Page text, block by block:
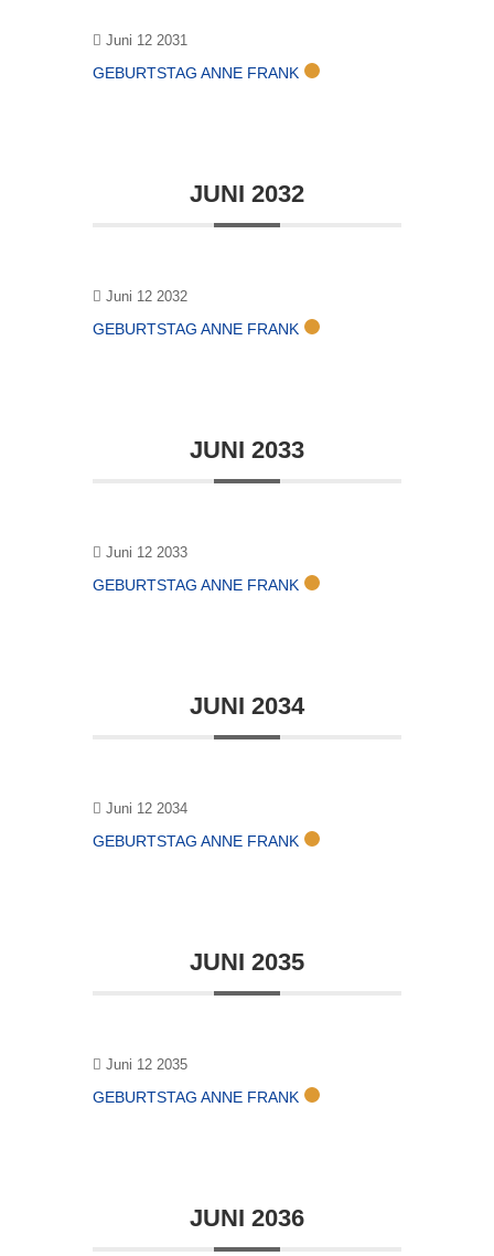
Juni 12 2031
GEBURTSTAG ANNE FRANK
JUNI 2032
Juni 12 2032
GEBURTSTAG ANNE FRANK
JUNI 2033
Juni 12 2033
GEBURTSTAG ANNE FRANK
JUNI 2034
Juni 12 2034
GEBURTSTAG ANNE FRANK
JUNI 2035
Juni 12 2035
GEBURTSTAG ANNE FRANK
JUNI 2036